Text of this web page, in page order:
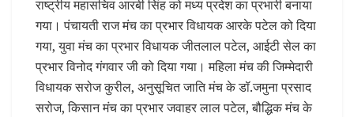
राष्ट्रीय महासचिव आरबी सिंह को मध्य प्रदेश का प्रभारी बनाया
गया। पंचायती राज मंच का प्रभार विधायक आरके पटेल को दिया
गया, युवा मंच का प्रभार विधायक जीतलाल पटेल, आईटी सेल का
प्रभार विनोद गंगवार जी को दिया गया। महिला मंच की जिम्मेदारी
विधायक सरोज कुरील, अनुसूचित जाति मंच के डॉ.जमुना प्रसाद
सरोज, किसान मंच का प्रभार जवाहर लाल पटेल, बौद्धिक मंच के